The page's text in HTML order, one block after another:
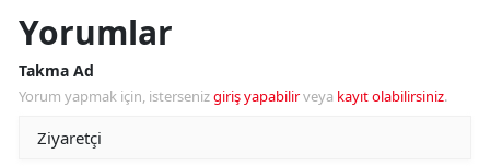
Yorumlar
Takma Ad
Yorum yapmak için, istersenizgiriş yapabilirveya kayıt olabilirsiniz.